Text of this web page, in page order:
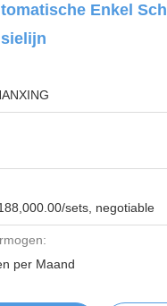
Enkel
sets, negotiable
8 reeks/Reeksen per Maand